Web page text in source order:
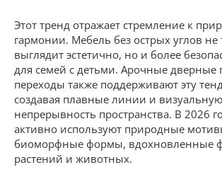
Этот тренд отражает стремление к
гармонии. Мебель без острых углов не
выглядит эстетично, но и более
для семей с детьми. Арочные дверные
переходы также поддерживают эту
создавая плавные линии и визуальную
непрерывность пространства. В 2026
активно используют природные
биоморфные формы, вдохновленные
растений и животных.